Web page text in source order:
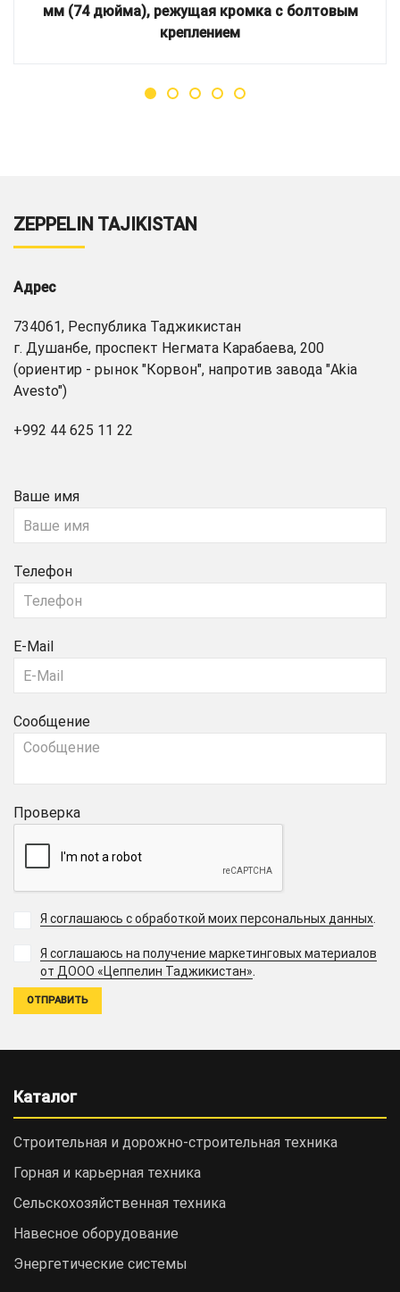
мм (74 дюйма), режущая кромка с болтовым
креплением
ZEPPELIN TAJIKISTAN
Адрес
734061, Республика Таджикистан
г. Душанбе, проспект Негмата Карабаева, 200
(ориентир - рынок "Корвон", напротив завода "Akia
Avesto")
+992 44 625 11 22
Ваше имя
Телефон
E-Mail
Сообщение
Проверка
Я соглашаюсь с обработкой моих персональных данных.
Я соглашаюсь на получение маркетинговых материалов
от ДООО «Цеппелин Таджикистан».
Каталог
Строительная и дорожно-cтроительная техника
Горная и карьерная техника
Сельскохозяйственная техника
Навесное оборудование
Энергетические системы